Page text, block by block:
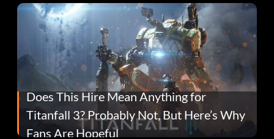
Does This Hire Mean Anything for
Titanfall 3? Probably Not, But Here’s Why
Fans Are Hopeful